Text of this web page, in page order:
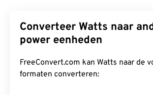
Converteer Watts naar
power eenheden
FreeConvert.com kan Watts naar de
formaten converteren: